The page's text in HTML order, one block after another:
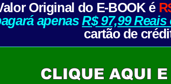
Original do E-BOOK é
apenasR$ 97,99Reais
cartão de
CLIQUE AQUI